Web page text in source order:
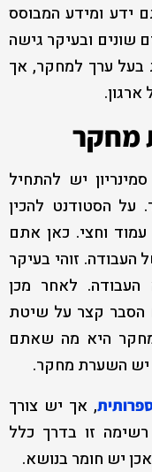
ידע ומידע המבוסס
שונים ובעיקר גישה
בעל ערך למחקר, אך
מחקר
יש להתחיל
על הסטודנט להכין
וחצי. כאן אתם
זוהי בעיקר
לאחר מכן
הסבר קצר על שיטת
היא מה שאתם
יש השערת מחקר.
, אך יש צורך
זו בדרך כלל
יש חומר בנושא.